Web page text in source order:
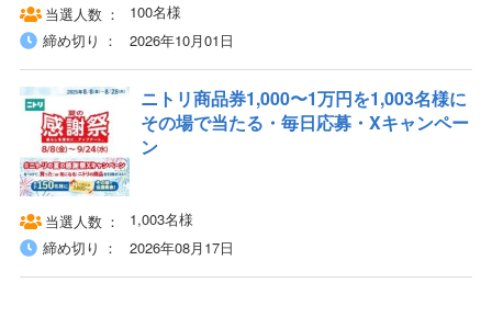
当選人数
100名様
締め切り
2026年10月01日
ニトリ商品券1,000〜1万円を1,003名様に
その場で当たる・毎日応募・Xキャンペー
ン
当選人数
1,003名様
締め切り
2026年08月17日